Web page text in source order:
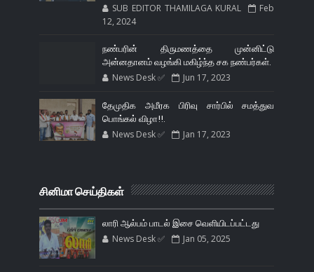
SUB EDITOR THAMILAGA KURAL
Feb
12, 2024
நண்பரின் திருமணத்தை முன்னிட்டு
அன்னதானம் வழங்கி மகிழ்ந்த சக நண்பர்கள்.
News Desk ✅ Jun 17, 2023
தேமுதிக அமீரக பிரிவு சார்பில் சமத்துவ
பொங்கல் விழா!!.
News Desk ✅ Jan 17, 2023
சினிமா செய்திகள்
லாரி ஆல்பம் பாடல் இசை வெளியிடப்பட்டது
News Desk ✅ Jan 05, 2025